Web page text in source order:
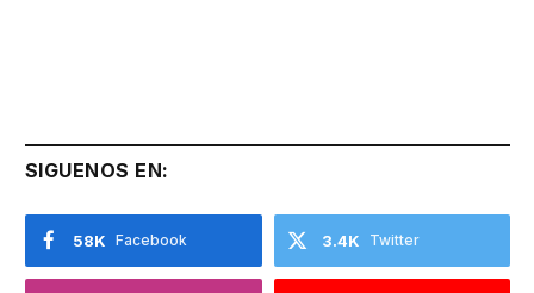
SIGUENOS EN:
Facebook
58K Twitter
3.4K